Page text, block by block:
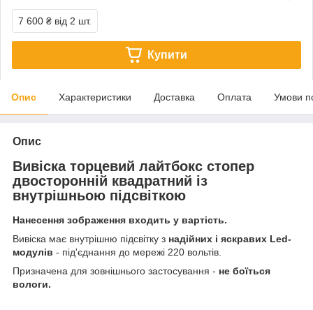
7 600 ₴ від 2 шт.
Купити
Опис Характеристики Доставка Оплата Умови
Опис
Вивіска торцевий лайтбокс стопер
двосторонній квадратний із
внутрішньою підсвіткою
Нанесення зображення входить у вартість.
Вивіска має внутрішню підсвітку з надійних і яскравих Led-
модулів - під'єднання до мережі 220 вольтів.
Призначена для зовнішнього застосування - не боїться
вологи.